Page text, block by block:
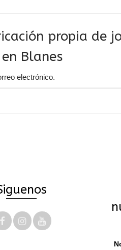
propia de
Blanes
electrónico.